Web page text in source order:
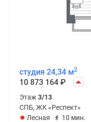
студия 24,34 м2
10 873 164 ₽
Этаж 3/13
СПБ, ЖК «Респект»
Лесная
10 мин.